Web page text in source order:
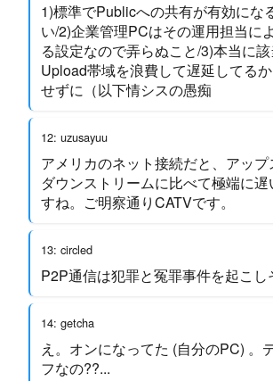
1)標準でPublicへの共有が有効にな
い/2)企業管理PCはその運用担当に
る設定なので弄らぬこと/3)本当に
Upload帯域を浪費して遅延してる
せずに（以下情シスの愚痴
12: uzusayuu
アメリカのネット接続だと、アッ
ダウンストリームに比べて極端に遅
すね。ご明察通りCATVです。
13: circled
P2P通信は犯罪と冤罪事件を起こし
14: getcha
え。オンになってた (自分のPC) 。
フなの??...